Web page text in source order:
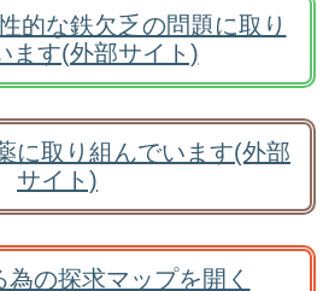
的な鉄欠乏の問題に取り
ます(外部サイト)
に取り組んでいます(外部
サイト)
為の探求マップを開く